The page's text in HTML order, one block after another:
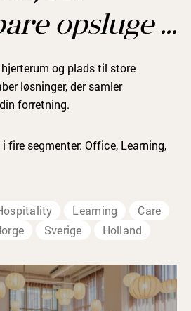
opsluge …
og plads til store
løsninger, der samler
forretning.
fire segmenter: Office, Learning,
Learning
Care
Sverige Holland